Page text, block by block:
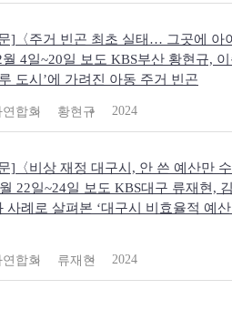
]〈주거 빈곤 최초 실태… 그곳에 아
4일~20일 보도 KBS부산 황현규,
도시’에 가려진 아동 주거 빈곤
합회 황현규 2024
]〈비상 재정 대구시, 안 쓴 예산만
22일~24일 보도 KBS대구 류재현,
사례로 살펴본 ‘대구시 비효율적 예
합회 류재현 2024